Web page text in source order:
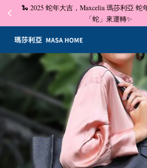
🐍 2025 蛇年大吉，Maxcelia 瑪莎利亞 蛇
「蛇」來運轉✨
您的購物車目前還
繼續購物